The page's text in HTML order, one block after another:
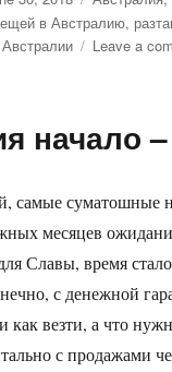
в Австралию,
Leave a
начало
самые суматошные
месяцев
Славы, время
с денежной
как везти, а что
с продажами